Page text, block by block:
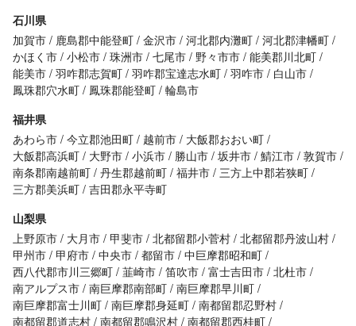
石川県
加賀市
鹿島郡中能登町 金沢市 河北郡内灘町 河北郡津幡町
かほく市 小松市 珠洲市 七尾市 野々市市 能美郡川北町
能美市 羽咋郡志賀町 羽咋郡宝達志水町 羽咋市
白山市
鳳珠郡穴水町
鳳珠郡能登町 輪島市
福井県
あわら市 今立郡池田町 越前市
大飯郡おおい町
大飯郡高浜町
大野市 小浜市 勝山市 坂井市 鯖江市 敦賀市
南条郡南越前町 丹生郡越前町 福井市 三方上中郡若狭町
三方郡美浜町 吉田郡永平寺町
山梨県
上野原市
大月市 甲斐市 北都留郡小菅村 北都留郡丹波山村
甲州市
甲府市 中央市 都留市 中巨摩郡昭和町
西八代郡市川三郷町 韮崎市 笛吹市 富士吉田市 北杜市
南アルプス市 南巨摩郡南部町 南巨摩郡早川町
南巨摩郡富士川町 南巨摩郡身延町 南都留郡忍野村
南都留郡道志村 南都留郡鳴沢村 南都留郡西桂町